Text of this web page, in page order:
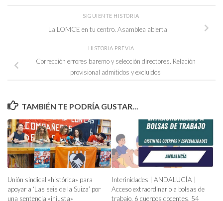
SIGUIENTE HISTORIA
La LOMCE en tu centro. Asamblea abierta
HISTORIA PREVIA
Corrección errores baremo y selección directores. Relación
provisional admitidos y excluidos
TAMBIÉN TE PODRÍA GUSTAR...
Unión sindical «histórica» para
apoyar a ‘Las seis de la Suiza’ por
una sentencia «injusta»
Interinidades | ANDALUCÍA |
Acceso extraordinario a bolsas de
trabajo. 6 cuerpos docentes, 54